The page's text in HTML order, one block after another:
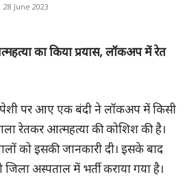
28 June 2023
का किया प्रयास, लॉकअप में रेत
पेशी पर आए एक बंदी ने लॉकअप में किसी
रेतकर आत्महत्या की कोशिश की है।
को इसकी जानकारी दी। इसके बाद
अस्पताल में भर्ती कराया गया है।